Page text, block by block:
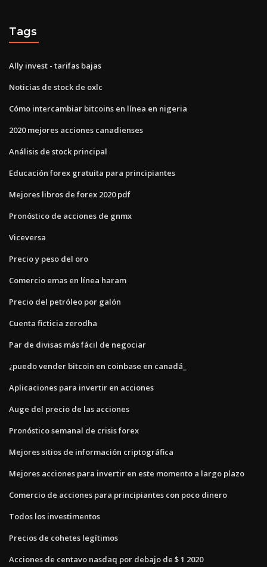
Tags
Ally invest - tarifas bajas
Noticias de stock de oxlc
Cómo intercambiar bitcoins en línea en nigeria
2020 mejores acciones canadienses
Análisis de stock principal
Educación forex gratuita para principiantes
Mejores libros de forex 2020 pdf
Pronóstico de acciones de gnmx
Viceversa
Precio y peso del oro
Comercio emas en línea haram
Precio del petróleo por galón
Cuenta ficticia zerodha
Par de divisas más fácil de negociar
¿puedo vender bitcoin en coinbase en canadá_
Aplicaciones para invertir en acciones
Auge del precio de las acciones
Pronóstico semanal de crisis forex
Mejores sitios de información criptográfica
Mejores acciones para invertir en este momento a largo plazo
Comercio de acciones para principiantes con poco dinero
Todos los investimentos
Precios de cohetes legítimos
Acciones de centavo nasdaq por debajo de $ 1 2020